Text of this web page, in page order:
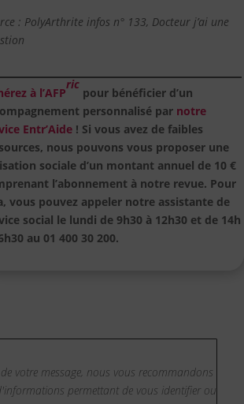
: PolyArthrite infos n° 133, Docteur j’ai une
à l’AFP
ric
pour bénéficier d’un
personnalisé par notre
Entr’Aide ! Si vous avez de faibles
nous pouvons vous proposer une
sociale d’un montant annuel de 10 €
l’abonnement à notre revue. Pour
vous pouvez appeler notre assistante de
social le lundi de 9h30 à 12h30 et de 14h
au 01 400 30 200.
votre message, nous vous recommandons
permettant de vous identifier ou